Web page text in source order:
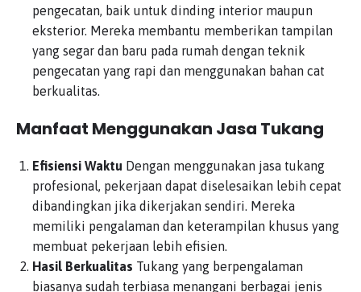
pengecatan, baik untuk dinding interior maupun
eksterior. Mereka membantu memberikan tampilan
yang segar dan baru pada rumah dengan teknik
pengecatan yang rapi dan menggunakan bahan cat
berkualitas.
Manfaat Menggunakan Jasa Tukang
Efisiensi Waktu Dengan menggunakan jasa tukang
profesional, pekerjaan dapat diselesaikan lebih cepat
dibandingkan jika dikerjakan sendiri. Mereka
memiliki pengalaman dan keterampilan khusus yang
membuat pekerjaan lebih efisien.
Hasil Berkualitas Tukang yang berpengalaman
biasanya sudah terbiasa menangani berbagai jenis